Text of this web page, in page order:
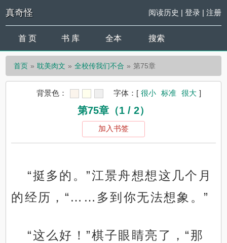
真奇怪 阅读历史 | 登录| 注册
首 页 书 库 全本 搜索
首页 耽美肉文 全校传我们不合 第75章
背景色： 字体： [ 很小 标准 很大 ]
第75章（1 / 2）
加入书签
“挺多的。”江景舟想想这几个月
的经历，“……多到你无法想象。”
“这么好！”棋子眼睛亮了，“那